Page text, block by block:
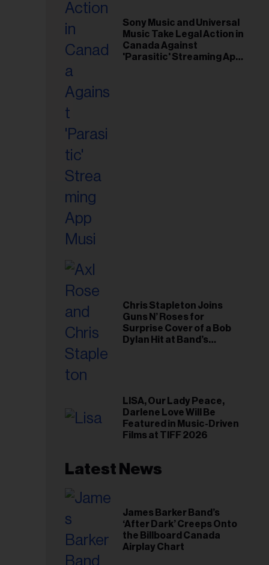
Sony Music and Universal
Music Take Legal Action in
Canada Against
'Parasitic' Streaming App
Chris Stapleton Joins
Guns N’ Roses for
Surprise Cover of a Bob
Dylan Hit at Band’s
LISA, Our Lady Peace,
Darlene Love Will Be
Featured in Music-Driven
Films at TIFF 2026
Latest News
James Barker Band’s
‘After Dark’ Creeps Onto
the Billboard Canada
Airplay Chart